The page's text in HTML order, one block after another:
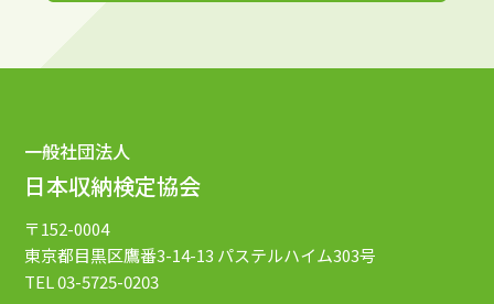
一般社団法人
日本収納検定協会
〒152-0004
東京都目黒区鷹番3-14-13 パステルハイム303号
TEL 03-5725-0203